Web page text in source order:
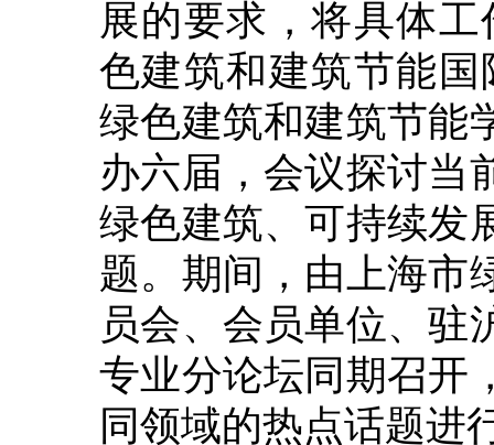
展的要求，将具体
色建筑和建筑节能
绿色建筑和建筑节能
办六届，会议探讨当
绿色建筑、可持续发
题。期间，由上海市
员会、会员单位、驻
专业分论坛同期召开
同领域的热点话题进